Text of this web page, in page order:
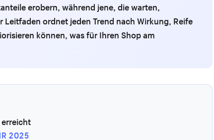
erobern, während jene, die warten,
Leitfaden ordnet jeden Trend nach Wirkung, Reife
können, was für Ihren Shop am
erreicht
2025